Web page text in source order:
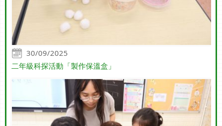
30/09/2025
二年級科探活動「製作保溫盒」